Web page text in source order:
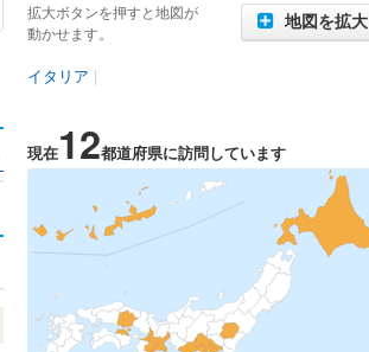
拡大ボタンを押すと地図が
動かせます。
地図を拡大
イタリア |
現在12都道府県に訪問しています